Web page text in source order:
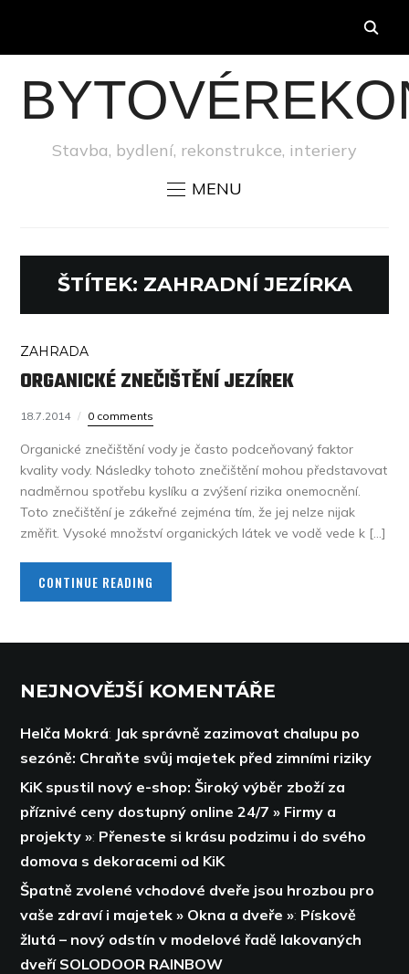
Stavba, bydlení, rekonstrukce, interiery
MENU
ŠTÍTEK: ZAHRADNÍ JEZÍRKA
ZAHRADA
ORGANICKÉ ZNEČIŠTĚNÍ JEZÍREK
18.7.2014 0 comments
Organické znečištění vody je často podceňovaný faktor
kvality vody. Následky tohoto znečištění mohou představovat
nadměrnou spotřebu kyslíku a zvýšení rizika onemocnění.
Toto znečištění je zákeřné zejména tím, že jej nelze nijak
změřit. Vysoké množství organických látek ve vodě vede k […]
CONTINUE READING
NEJNOVĚJŠÍ KOMENTÁŘE
Helča Mokrá: Jak správně zazimovat chalupu po
sezóně: Chraňte svůj majetek před zimními riziky
KiK spustil nový e-shop: Široký výběr zboží za
příznivé ceny dostupný online 24/7 » Firmy a
projekty »: Přeneste si krásu podzimu i do svého
domova s dekoracemi od KiK
Špatně zvolené vchodové dveře jsou hrozbou pro
vaše zdraví i majetek » Okna a dveře »: Pískově
žlutá – nový odstín v modelové řadě lakovaných
dveří SOLODOOR RAINBOW